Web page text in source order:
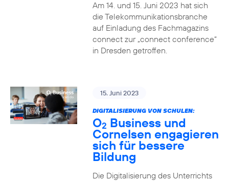
Am 14. und 15. Juni 2023 hat sich
die Telekommunikationsbranche
auf Einladung des Fachmagazins
connect zur „connect conference“
in Dresden getroffen.
15. Juni 2023
DIGITALISIERUNG VON SCHULEN:
O2 Business und
Cornelsen engagieren
sich für bessere
Bildung
Die Digitalisierung des Unterrichts